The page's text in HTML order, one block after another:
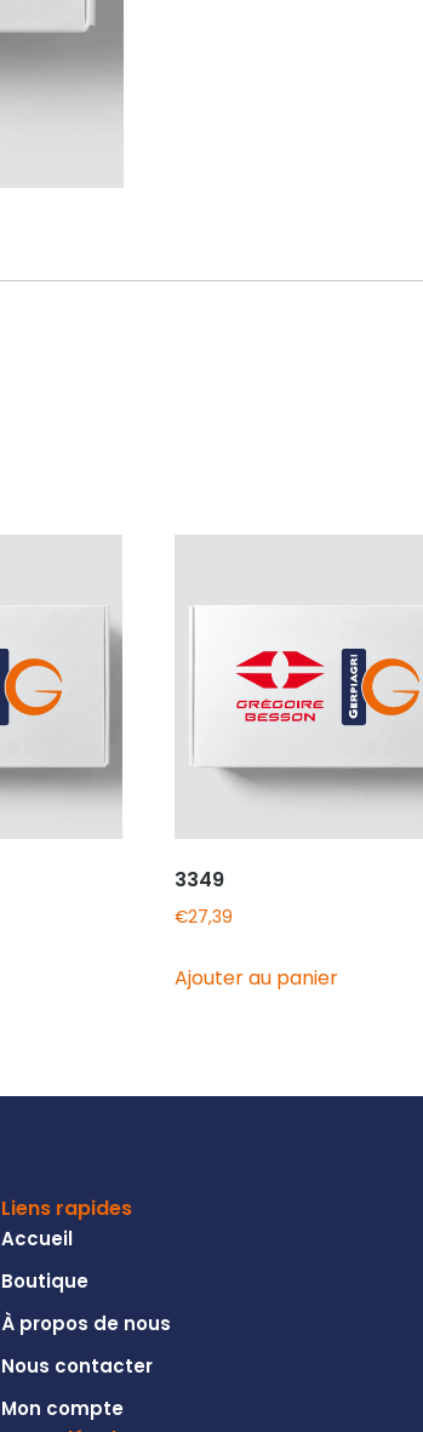
3349
€27,39
Ajouter au panier
Liens rapides
Accueil
Boutique
À propos de nous
Nous contacter
Mon compte